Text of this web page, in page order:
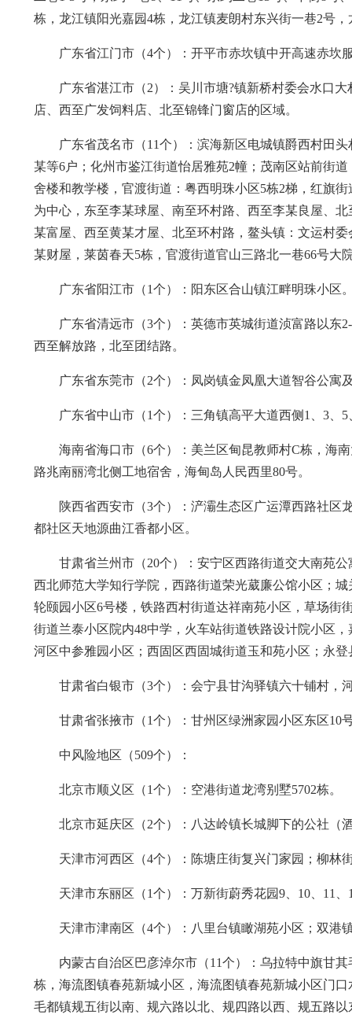
栋，龙江镇阳光嘉园4栋，龙江镇麦朗村东兴街一巷2号
广东省江门市（4个）：开平市赤坎镇中开高速赤坎
广东省湛江市（2）：吴川市塘?镇新桥村委会水口
店、西至广发饲料店、北至锦锋门窗店的区域。
广东省茂名市（11个）：滨海新区电城镇爵西村田
某等6户；化州市鉴江街道怡居雅苑2幢；茂南区站前街
舍楼和教学楼，官渡街道：粤西明珠小区5栋2梯，红旗
为中心，东至李某球屋、南至环村路、西至李某良屋、
某富屋、西至黄某才屋、北至环村路，鳌头镇：文运村
某财屋，莱茵春天5栋，官渡街道官山三路北一巷66号大
广东省阳江市（1个）：阳东区合山镇江畔明珠小区
广东省清远市（3个）：英德市英城街道浈富路以东
西至解放路，北至团结路。
广东省东莞市（2个）：凤岗镇金凤凰大道智谷公寓
广东省中山市（1个）：三角镇高平大道西侧1、3、
海南省海口市（6个）：美兰区甸昆教师村C栋，海
路兆南丽湾北侧工地宿舍，海甸岛人民西里80号。
陕西省西安市（3个）：浐灞生态区广运潭西路社区
都社区天地源曲江香都小区。
甘肃省兰州市（20个）：安宁区西路街道交大南苑
西北师范大学知行学院，西路街道荣光葳廉公馆小区；
轮颐园小区6号楼，铁路西村街道达祥南苑小区，草场街
街道兰泰小区院内48中学，火车站街道铁路设计院小区
河区中参雅园小区；西固区西固城街道玉和苑小区；永
甘肃省白银市（3个）：会宁县甘沟驿镇六十铺村，
甘肃省张掖市（1个）：甘州区绿洲家园小区东区10
中风险地区（509个）：
北京市顺义区（1个）：空港街道龙湾别墅5702栋。
北京市延庆区（2个）：八达岭镇长城脚下的公社（
天津市河西区（4个）：陈塘庄街复兴门家园；柳林
天津市东丽区（1个）：万新街蔚秀花园9、10、11、
天津市津南区（4个）：八里台镇瞰湖苑小区；双港
内蒙古自治区巴彦淖尔市（11个）：乌拉特中旗甘
栋，海流图镇春苑新城小区，海流图镇春苑新城小区门
毛都镇规五街以南、规六路以北、规四路以西、规五路